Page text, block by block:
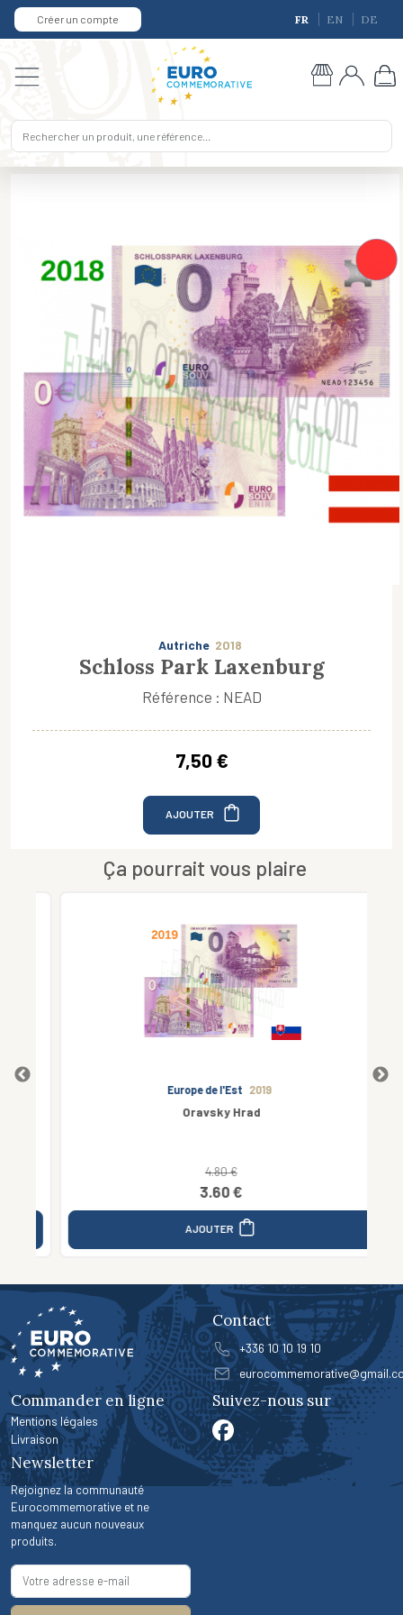
Créer un compte FR EN DE
Autriche 2018
Schloss Park Laxenburg
Référence : NEAD
7,50 €
AJOUTER
Ça pourrait vous plaire
Europe de l'Est 2019
Oravsky Hrad
4.80 €
3.60 €
AJOUTER
Contact
+336 10 10 19 10
Commander en ligne
Mentions légales
Livraison
Suivez-nous sur
Newsletter
Rejoignez la communauté
Eurocommemorative et ne
manquez aucun nouveaux
produits.